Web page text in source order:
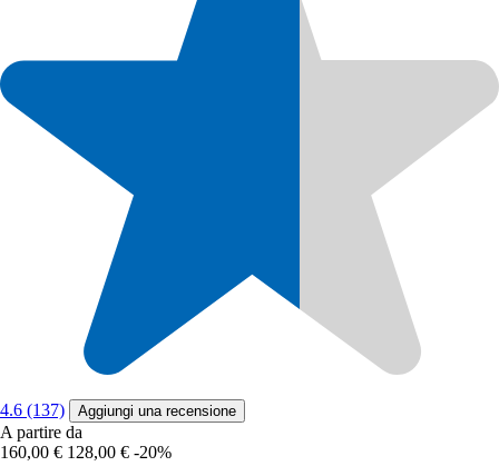
4.6 (137) Aggiungi una recensione
A partire da
160,00 € 128,00 € -20%